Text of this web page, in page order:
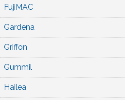
FujiMAC
Gardena
Griffon
Gummil
Hailea